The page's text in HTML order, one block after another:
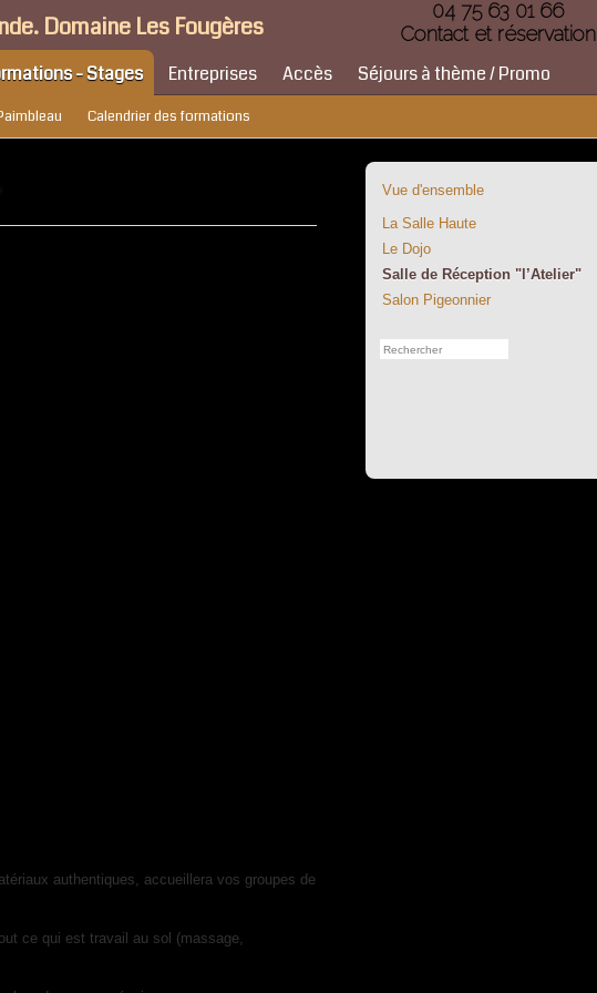
Domaine Les Fougères
- Stages Entreprises Accès Séjours à thème / Promo
04 75 63 01 66
Contact et réservation
Calendrier des formations
authentiques, accueillera vos groupes de
ce qui est travail au sol (massage,
Vue d'ensemble
La Salle Haute
Le Dojo
Salle de Réception "l’Atelier"
Salon Pigeonnier